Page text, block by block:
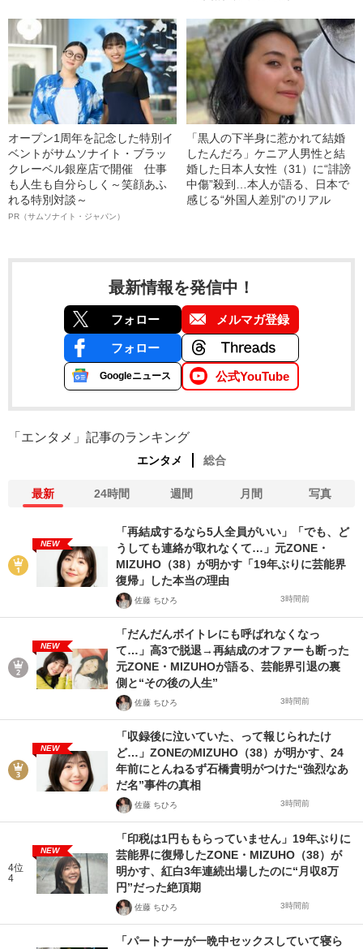
オープン1周年を記念した特別イ
ベントがサムソナイト・ブラッ
クレーベル銀座店で開催 仕事
も人生も自分らしく～笑顔あふ
れる特別対談～
PR（サムソナイト・ジャパン）
「黒人の下半身に惹かれて結婚
したんだろ」ケニア人男性と結
婚した日本人女性（31）に“誹謗
中傷”殺到…本人が語る、日本で
感じる“外国人差別”のリアル
最新情報を発信中！
フォロー メルマガ登録
フォロー
Googleニュース 公式YouTube
「エンタメ」記事のランキング
エンタメ 総合
最新 24時間 週間 月間 写真
NEW
「再結成するなら5人全員がいい」「でも、ど
うしても連絡が取れなくて…」元ZONE・
MIZUHO（38）が明かす「19年ぶりに芸能界
復帰」した本当の理由
佐藤 ちひろ 3時間前
NEW
「だんだんボイトレにも呼ばれなくなっ
て…」高3で脱退→再結成のオファーも断った
元ZONE・MIZUHOが語る、芸能界引退の裏
側と“その後の人生”
佐藤 ちひろ 3時間前
NEW
「収録後に泣いていた、って報じられたけ
ど…」ZONEのMIZUHO（38）が明かす、24
年前にとんねるず石橋貴明がつけた“強烈なあ
だ名”事件の真相
佐藤 ちひろ 3時間前
4位
4
NEW
「印税は1円ももらっていません」19年ぶりに
芸能界に復帰したZONE・MIZUHO（38）が
明かす、紅白3年連続出場したのに“月収8万
円”だった絶頂期
佐藤 ちひろ 3時間前
「パートナーが一晩中セックスしていて寝ら